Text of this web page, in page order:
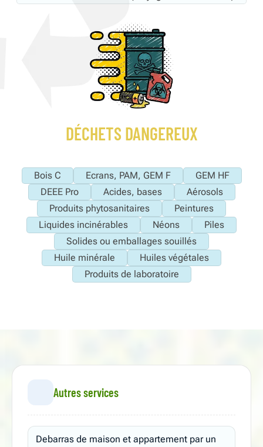
DÉCHETS DANGEREUX
Bois C Ecrans, PAM, GEM F
GEM HF
DEEE Pro
Acides, bases
Aérosols
Produits phytosanitaires
Peintures
Liquides incinérables
Néons
Piles
Solides ou emballages souillés
Huile minérale
Huiles végétales
Produits de laboratoire
Autres services
Debarras de maison et appartement par un